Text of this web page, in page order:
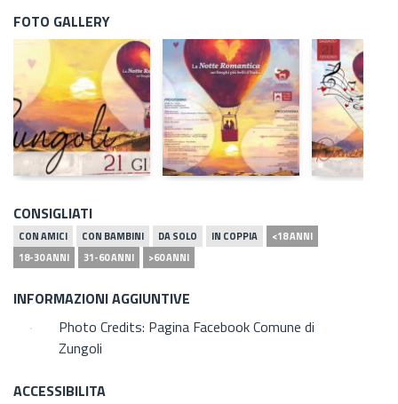
FOTO GALLERY
CONSIGLIATI
CON AMICI CON BAMBINI DA SOLO IN COPPIA
<18 ANNI
18-30 ANNI
31-60 ANNI >60 ANNI
INFORMAZIONI AGGIUNTIVE
Photo Credits: Pagina Facebook Comune di
Zungoli
ACCESSIBILITA